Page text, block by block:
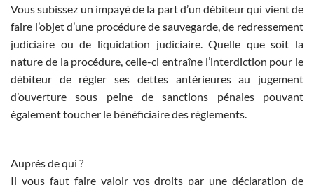
Vous subissez un impayé de la part d’un débiteur qui vient de
faire l’objet d’une procédure de sauvegarde, de redressement
judiciaire ou de liquidation judiciaire. Quelle que soit la
nature de la procédure, celle-ci entraîne l’interdiction pour le
débiteur de régler ses dettes antérieures au jugement
d’ouverture sous peine de sanctions pénales pouvant
également toucher le bénéficiaire des règlements.
Auprès de qui ?
Il vous faut faire valoir vos droits par une déclaration de